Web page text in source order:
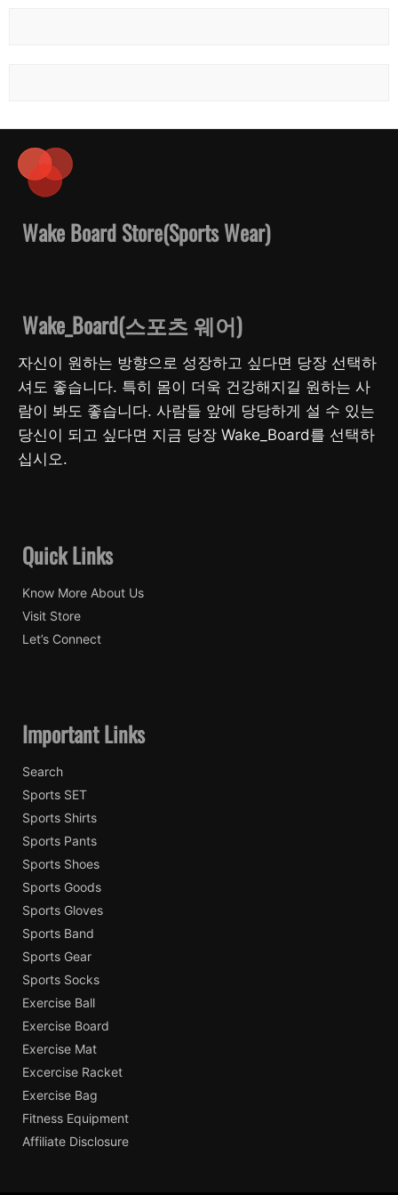
Wake Board Store(Sports Wear)
Wake_Board(스포츠 웨어)
자신이 원하는 방향으로 성장하고 싶다면 당장 선택하
셔도 좋습니다. 특히 몸이 더욱 건강해지길 원하는 사
람이 봐도 좋습니다. 사람들 앞에 당당하게 설 수 있는
당신이 되고 싶다면 지금 당장 Wake_Board를 선택하
십시오.
Quick Links
Know More About Us
Visit Store
Let’s Connect
Important Links
Search
Sports SET
Sports Shirts
Sports Pants
Sports Shoes
Sports Goods
Sports Gloves
Sports Band
Sports Gear
Sports Socks
Exercise Ball
Exercise Board
Exercise Mat
Excercise Racket
Exercise Bag
Fitness Equipment
Affiliate Disclosure